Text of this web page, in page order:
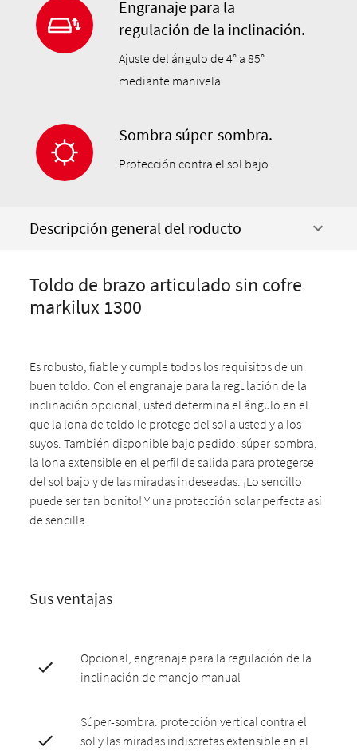
Engranaje para la
regulación de la inclinación.
Ajuste del ángulo de 4° a 85°
mediante manivela.
Sombra súper-sombra.
Protección contra el sol bajo.
Descripción general del roducto
Toldo de brazo articulado sin cofre
markilux 1300
Es robusto, fiable y cumple todos los requisitos de un
buen toldo. Con el engranaje para la regulación de la
inclinación opcional, usted determina el ángulo en el
que la lona de toldo le protege del sol a usted y a los
suyos. También disponible bajo pedido: súper-sombra,
la lona extensible en el perfil de salida para protegerse
del sol bajo y de las miradas indeseadas. ¡Lo sencillo
puede ser tan bonito! Y una protección solar perfecta así
de sencilla.
Sus ventajas
Opcional, engranaje para la regulación de la
inclinación de manejo manual
Súper-sombra: protección vertical contra el
sol y las miradas indiscretas extensible en el